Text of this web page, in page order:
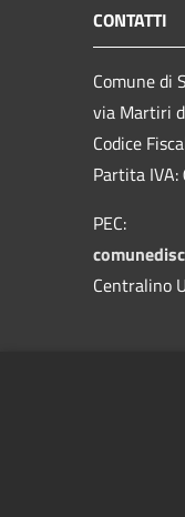
CONTATTI
Comune di
via Martiri
Codice
Partita
PEC:
Centralino